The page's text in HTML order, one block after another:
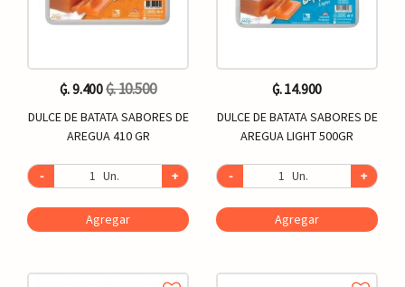
₲. 9.400₲. 10.500
DULCE DE BATATA SABORES DE
AREGUA 410 GR
- Un. +
Agregar
₲. 14.900
DULCE DE BATATA SABORES DE
AREGUA LIGHT 500GR
- Un. +
Agregar